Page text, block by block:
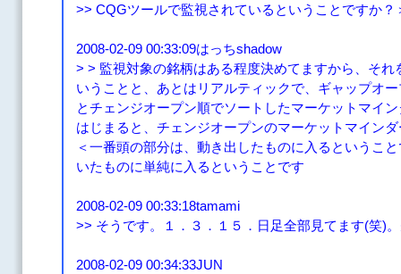
>> CQGツールで監視されているということですか？
2008-02-09 00:33:09はっちshadow
> > 監視対象の銘柄はある程度決めてますから、そ
いうことと、あとはリアルティックで、ギャップオ
とチェンジオープン順でソートしたマーケットマイ
はじまると、チェンジオープンのマーケットマイン
＜一番頭の部分は、動き出したものに入るというこ
いたものに単純に入るということです
2008-02-09 00:33:18tamami
>> そうです。１．３．１５．日足全部見てます(笑)
2008-02-09 00:34:33JUN